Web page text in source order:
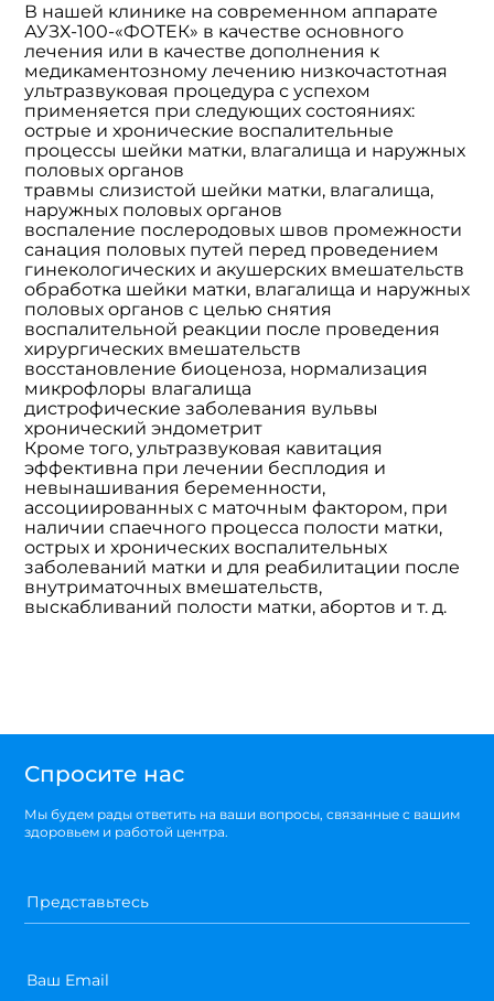
В нашей клинике на современном аппарате
АУЗХ-100-«ФОТЕК» в качестве основного
лечения или в качестве дополнения к
медикаментозному лечению низкочастотная
ультразвуковая процедура с успехом
применяется при следующих состояниях:
острые и хронические воспалительные
процессы шейки матки, влагалища и наружных
половых органов
травмы слизистой шейки матки, влагалища,
наружных половых органов
воспаление послеродовых швов промежности
санация половых путей перед проведением
гинекологических и акушерских вмешательств
обработка шейки матки, влагалища и наружных
половых органов с целью снятия
воспалительной реакции после проведения
хирургических вмешательств
восстановление биоценоза, нормализация
микрофлоры влагалища
дистрофические заболевания вульвы
хронический эндометрит
Кроме того, ультразвуковая кавитация
эффективна при лечении бесплодия и
невынашивания беременности,
ассоциированных с маточным фактором, при
наличии спаечного процесса полости матки,
острых и хронических воспалительных
заболеваний матки и для реабилитации после
внутриматочных вмешательств,
выскабливаний полости матки, абортов и т. д.
Спросите нас
Мы будем рады ответить на ваши вопросы, связанные с вашим
здоровьем и работой центра.